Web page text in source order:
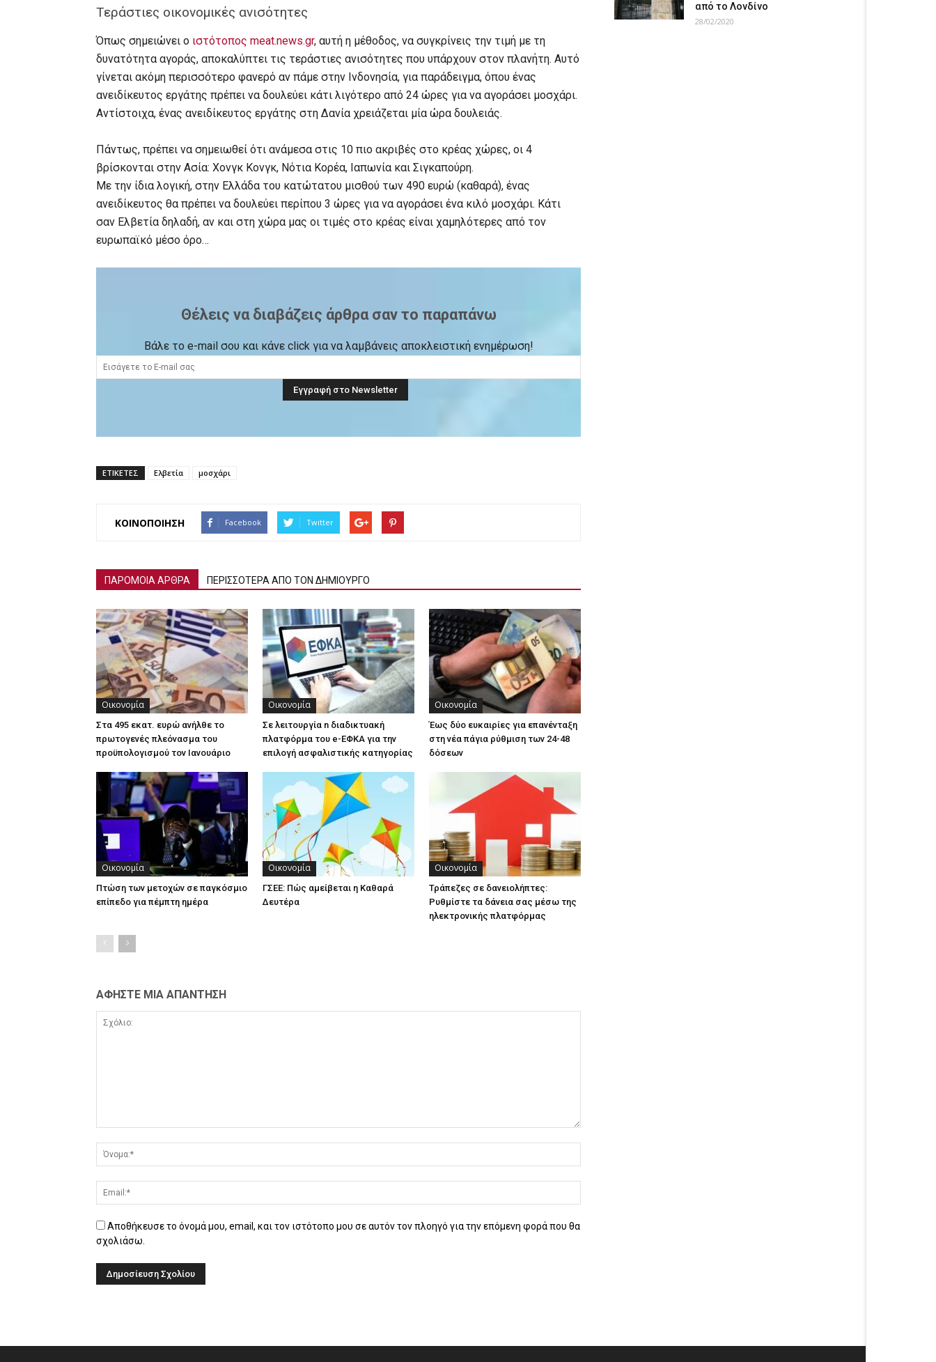
Τεράστιες οικονομικές ανισότητες
Όπως σημειώνει ο ιστότοπος meat.news.gr, αυτή η μέθοδος, να συγκρίνεις την τιμή με τη
δυνατότητα αγοράς, αποκαλύπτει τις τεράστιες ανισότητες που υπάρχουν στον πλανήτη. Αυτό
γίνεται ακόμη περισσότερο φανερό αν πάμε στην Ινδονησία, για παράδειγμα, όπου ένας
ανειδίκευτος εργάτης πρέπει να δουλεύει κάτι λιγότερο από 24 ώρες για να αγοράσει μοσχάρι.
Αντίστοιχα, ένας ανειδίκευτος εργάτης στη Δανία χρειάζεται μία ώρα δουλειάς.
Πάντως, πρέπει να σημειωθεί ότι ανάμεσα στις 10 πιο ακριβές στο κρέας χώρες, οι 4
βρίσκονται στην Ασία: Χονγκ Κονγκ, Νότια Κορέα, Ιαπωνία και Σιγκαπούρη.
Με την ίδια λογική, στην Ελλάδα του κατώτατου μισθού των 490 ευρώ (καθαρά), ένας
ανειδίκευτος θα πρέπει να δουλεύει περίπου 3 ώρες για να αγοράσει ένα κιλό μοσχάρι. Κάτι
σαν Ελβετία δηλαδή, αν και στη χώρα μας οι τιμές στο κρέας είναι χαμηλότερες από τον
ευρωπαϊκό μέσο όρο…
Θέλεις να διαβάζεις άρθρα σαν το παραπάνω
Βάλε το e-mail σου και κάνε click για να λαμβάνεις αποκλειστική ενημέρωση!
ΕΤΙΚΕΤΕΣ Ελβετία μοσχάρι
ΚΟΙΝΟΠΟΙΗΣΗ Facebook Twitter
ΠΑΡΟΜΟΙΑ ΑΡΘΡΑ ΠΕΡΙΣΣΟΤΕΡΑ ΑΠΟ ΤΟΝ ΔΗΜΙΟΥΡΓΟ
Οικονομία
Στα 495 εκατ. ευρώ ανήλθε το
πρωτογενές πλεόνασμα του
προϋπολογισμού τον Ιανουάριο
Οικονομία
Σε λειτουργία n διαδικτυακή
πλατφόρμα του e-ΕΦΚΑ για την
επιλογή ασφαλιστικής κατηγορίας
Οικονομία
Έως δύο ευκαιρίες για επανένταξη
στη νέα πάγια ρύθμιση των 24-48
δόσεων
Οικονομία
Πτώση των μετοχών σε παγκόσμιο
επίπεδο για πέμπτη ημέρα
Οικονομία
ΓΣΕΕ: Πώς αμείβεται η Καθαρά
Δευτέρα
Οικονομία
Τράπεζες σε δανειολήπτες:
Ρυθμίστε τα δάνεια σας μέσω της
ηλεκτρονικής πλατφόρμας
ΑΦΗΣΤΕ ΜΙΑ ΑΠΑΝΤΗΣΗ
Αποθήκευσε το όνομά μου, email, και τον ιστότοπο μου σε αυτόν τον πλοηγό για την επόμενη φορά που θα
σχολιάσω.
από το Λονδίνο
28/02/2020